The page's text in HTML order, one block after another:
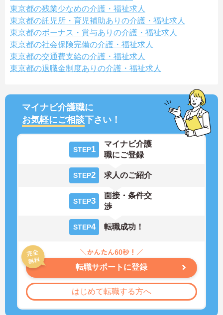
東京都の残業少なめの介護・福祉求人
東京都の託児所・育児補助ありの介護・福祉求人
東京都のボーナス・賞与ありの介護・福祉求人
東京都の社会保険完備の介護・福祉求人
東京都の交通費支給の介護・福祉求人
東京都の退職金制度ありの介護・福祉求人
マイナビ介護職に
お気軽にご相談下さい！
STEP1
マイナビ介護
職にご登録
STEP2 求人のご紹介
STEP3
面接・条件交
渉
STEP4 転職成功！
転職サポートに登録
はじめて転職する方へ